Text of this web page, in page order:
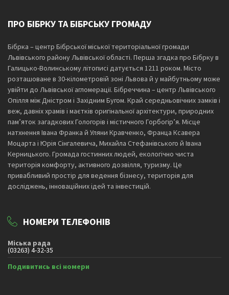
ПРО БІБРКУ ТА БІБРСЬКУ ГРОМАДУ
Бібрка – центр Бібрської міської територіальної громади
Львівського району Львівської області. Перша згадка про Бібрку в
Галицько-Волинському літописі датується 1211 роком. Місто
розташоване в 30-кілометровій зоні Львова й у майбутньому може
увійти до Львівської агломерації. Бібреччина – центр Львівського
Опілля між Дністром і Західним Бугом. Край середньовічних замків і
веж, давніх храмів і маєтків оригінальної архітектури, природних
пам’яток загадкових Гологорів і містичного Горбогір’я. Місце
натхнення Івана Франка й Уляни Кравченко, Франца Ксавера
Моцарта і Юрія Сінгалевича, Михайла Стефанівського й Івана
Керницького. Громада гостинних людей, екологічно чиста
територія комфорту, активного дозвілля, туризму. Це
привабливий простір для ведення бізнесу, територія для
досліджень, інноваційних ідей та інвестицій.
НОМЕРИ ТЕЛЕФОНІВ
Міська рада
(03263) 4-32-35
Подивитись всі номери